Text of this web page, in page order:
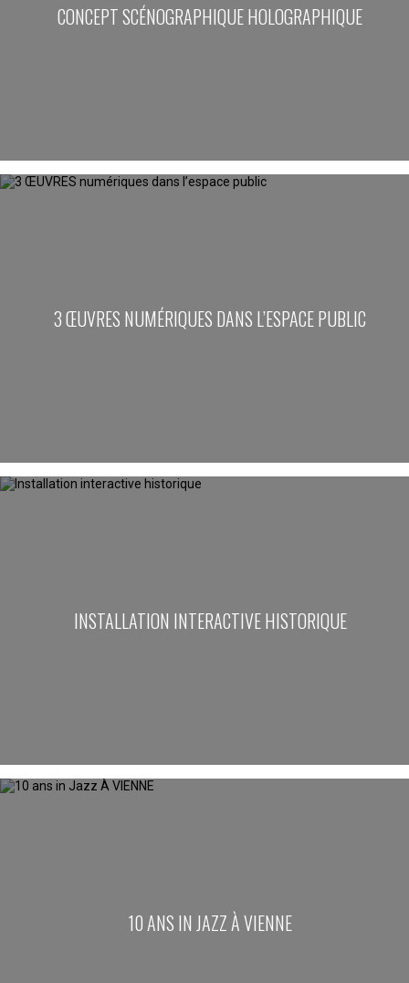
CONCEPT SCÉNOGRAPHIQUE HOLOGRAPHIQUE
3 ŒUVRES NUMÉRIQUES DANS L’ESPACE PUBLIC
INSTALLATION INTERACTIVE HISTORIQUE
10 ANS IN JAZZ À VIENNE